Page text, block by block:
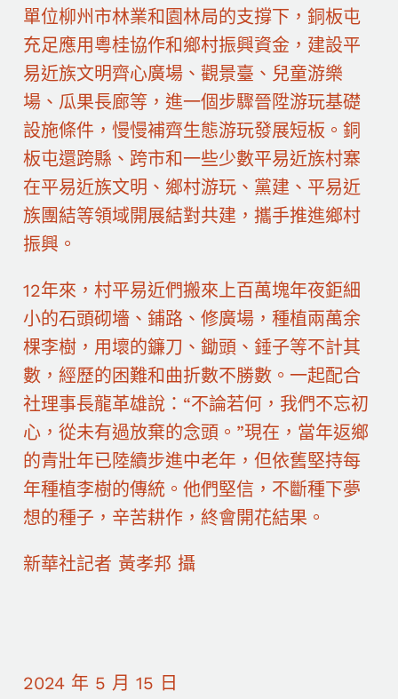
單位柳州市林業和園林局的支撐下，銅板屯
充足應用粵桂協作和鄉村振興資金，建設平
易近族文明齊心廣場、觀景臺、兒童游樂
場、瓜果長廊等，進一個步驟晉陞游玩基礎
設施條件，慢慢補齊生態游玩發展短板。銅
板屯還跨縣、跨市和一些少數平易近族村寨
在平易近族文明、鄉村游玩、黨建、平易近
族團結等領域開展結對共建，攜手推進鄉村
振興。
12年來，村平易近們搬來上百萬塊年夜鉅細
小的石頭砌墻、鋪路、修廣場，種植兩萬余
棵李樹，用壞的鐮刀、鋤頭、錘子等不計其
數，經歷的困難和曲折數不勝數。一起配合
社理事長龍革雄說：“不論若何，我們不忘初
心，從未有過放棄的念頭。”現在，當年返鄉
的青壯年已陸續步進中老年，但依舊堅持每
年種植李樹的傳統。他們堅信，不斷種下夢
想的種子，辛苦耕作，終會開花結果。
新華社記者 黃孝邦 攝
2024 年 5 月 15 日